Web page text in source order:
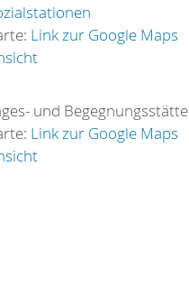
Link zur Google Maps
und Begegnungsstätte
Link zur Google Maps